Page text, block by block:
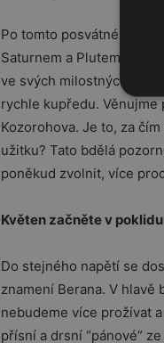
Po tomto posvátném a
Saturnem a Plutem v
ve svých milostných
rychle kupředu.
Kozorohova. Je to, za
užitku? Tato bdělá
poněkud zvolnit, více
Květen začněte v poklidu
Do stejného napětí se
znamení Berana. V
nebudeme více prožívat
přísní a drsní “pánové”